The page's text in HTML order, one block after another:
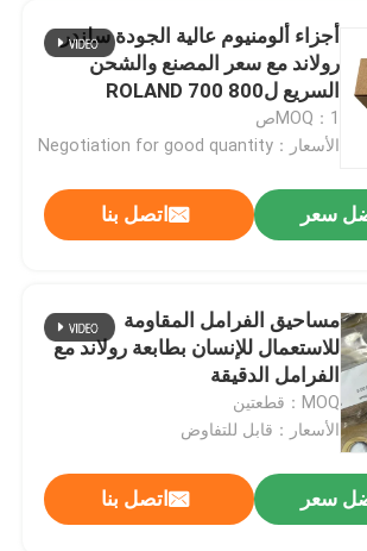
أجزاء ألومنيوم عالية الجودة سلندر
رولاند مع سعر المصنع والشحن
السريع لROLAND 700 800
MOQ：1ص
الأسعار：Negotiation for good quantity
سعر اتصل بنا
مساحيق الفرامل المقاومة
للاستعمال للإنسان بطابعة رولاند مع
الفرامل الدقيقة
MOQ：قطعتين
الأسعار：قابل للتفاوض
سعر اتصل بنا